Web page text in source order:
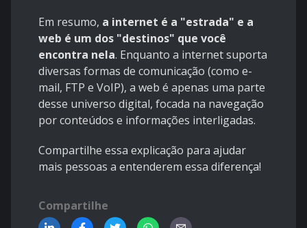
Em resumo, a internet é a "estrada" e a
web é um dos "destinos" que você
encontra nela. Enquanto a internet suporta
diversas formas de comunicação (como e-
mail, FTP e VoIP), a web é apenas uma parte
desse universo digital, focada na navegação
por conteúdos e informações interligadas.
Compartilhe essa explicação para ajudar
mais pessoas a entenderem essa diferença!
Compartilhe